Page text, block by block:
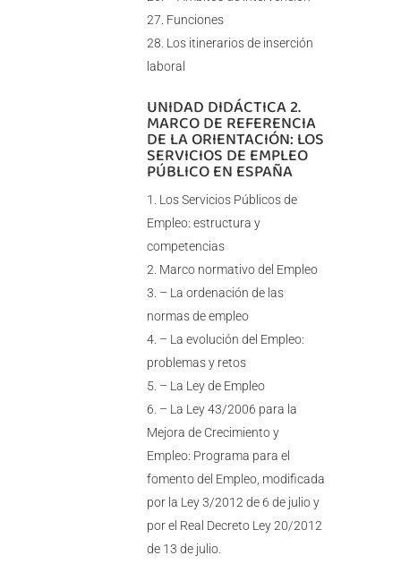
Funciones
Los itinerarios de inserción
laboral
UNIDAD DIDÁCTICA 2.
MARCO DE REFERENCIA
DE LA ORIENTACIÓN: LOS
SERVICIOS DE EMPLEO
PÚBLICO EN ESPAÑA
Los Servicios Públicos de
Empleo: estructura y
competencias
Marco normativo del Empleo
– La ordenación de las
normas de empleo
– La evolución del Empleo:
problemas y retos
– La Ley de Empleo
– La Ley 43/2006 para la
Mejora de Crecimiento y
Empleo: Programa para el
fomento del Empleo, modificada
por la Ley 3/2012 de 6 de julio y
por el Real Decreto Ley 20/2012
de 13 de julio.